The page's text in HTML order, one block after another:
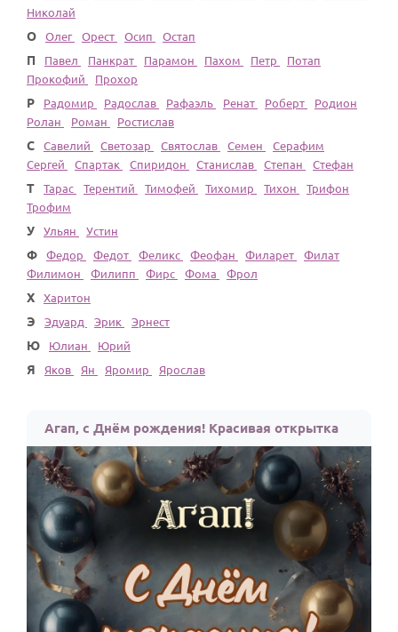
По годам
Николай
О Олег Орест Осип Остап
П Павел Панкрат Парамон Пахом Петр
Потап
Прокофий
Прохор
Р Радомир Радослав Рафаэль Ренат Роберт
Родион
Ролан
Роман Ростислав
С Савелий Светозар Святослав Семен
Серафим
Сергей
Спартак Спиридон Станислав Степан Стефан
Т Тарас Терентий Тимофей Тихомир Тихон
Трифон
Трофим
У Ульян Устин
Ф Федор Федот Феликс Феофан Филарет
Филат
Филимон
Филипп Фирс Фома Фрол
Х Харитон
Э Эдуард Эрик Эрнест
Ю Юлиан Юрий
Я Яков Ян Яромир Ярослав
Агап, с Днём рождения! Красивая открытка